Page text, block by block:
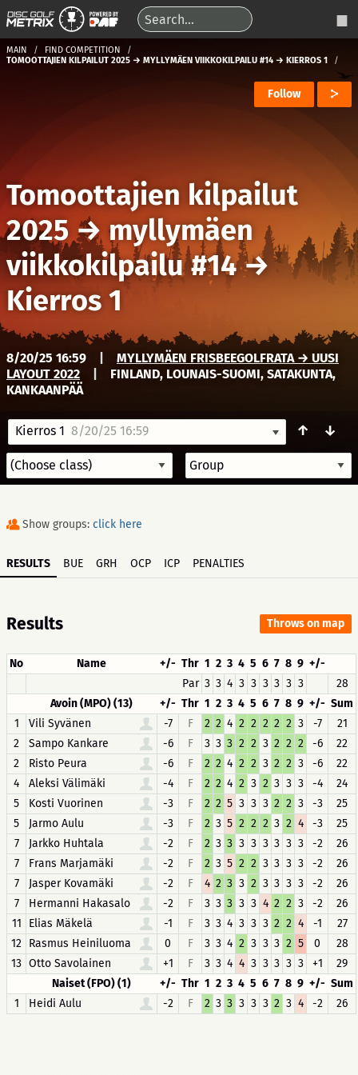
MAIN
FIND COMPETITION
TOMOOTTAJIEN KILPAILUT 2025 → MYLLYMÄEN VIIKKOKILPAILU #14 → KIERROS 1
Follow
Tomoottajien kilpailut
2025→myllymäen
viikkokilpailu #14→
Kierros 1
8/20/25 16:59
MYLLYMÄEN FRISBEEGOLFRATA → UUSI
LAYOUT 2022
FINLAND, LOUNAIS-SUOMI, SATAKUNTA,
KANKAANPÄÄ
Kierros 1 8/20/25 16:59 ↑ ↓
Show groups: click here
RESULTS BUE GRH OCP ICP PENALTIES
Results Throws on map
No Name +/- Thr 1 2 3 4 5 6 7 8 9 +/-
Par 3 3 4 3 3 3 3 3 3
28
Avoin (MPO) (13)
+/- Thr 1 2 3 4 5 6 7 8 9 +/- Sum
1
Vili Syvänen -7 F 2 2 4 2 2 2 2 2 3 -7
21
2
Sampo Kankare -6 F 3 3 3 2 2 3 2 2 2 -6
22
2
Risto Peura -6 F 2 2 4 2 2 3 2 2 3 -6
22
4
Aleksi Välimäki -4 F 2 2 4 2 3 2 3 3 3 -4
24
5
Kosti Vuorinen -3 F 2 2 5 3 3 3 2 2 3 -3
25
5
Jarmo Aulu -3 F 2 3 5 2 2 2 3 2 4 -3
25
7
Jarkko Huhtala -2 F 2 3 3 3 3 3 3 3 3 -2
26
7
Frans Marjamäki -2 F 2 3 5 2 2 3 3 3 3 -2
26
7
Jasper Kovamäki -2 F 4 2 3 3 2 3 3 3 3 -2
26
7
Hermanni Hakasalo -2 F 3 3 3 3 3 4 2 2 3 -2
26
11
Elias Mäkelä -1 F 3 3 4 3 3 3 2 2 4 -1
27
12 Rasmus Heiniluoma 0 F 3 3 4 2 3 3 3 2 5 0
28
13 Otto Savolainen +1 F 3 3 4 4 3 3 3 3 3 +1
29
Naiset (FPO) (1)
+/- Thr 1 2 3 4 5 6 7 8 9 +/- Sum
1
Heidi Aulu -2 F 2 3 3 3 3 3 2 3 4 -2 26